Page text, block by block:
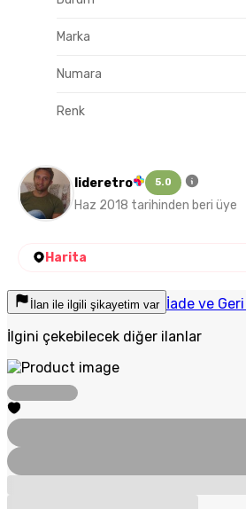
Marka
Numara
Renk
lideretro 5.0
Haz 2018 tarihinden beri üye
Harita
İlan ile ilgili şikayetim var İade ve
İlgini çekebilecek diğer ilanlar